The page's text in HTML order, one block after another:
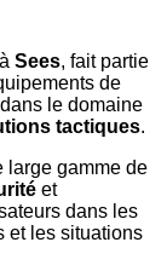
Sees, fait partie
de
le domaine
tactiques.
large gamme de
et
dans les
et les situations